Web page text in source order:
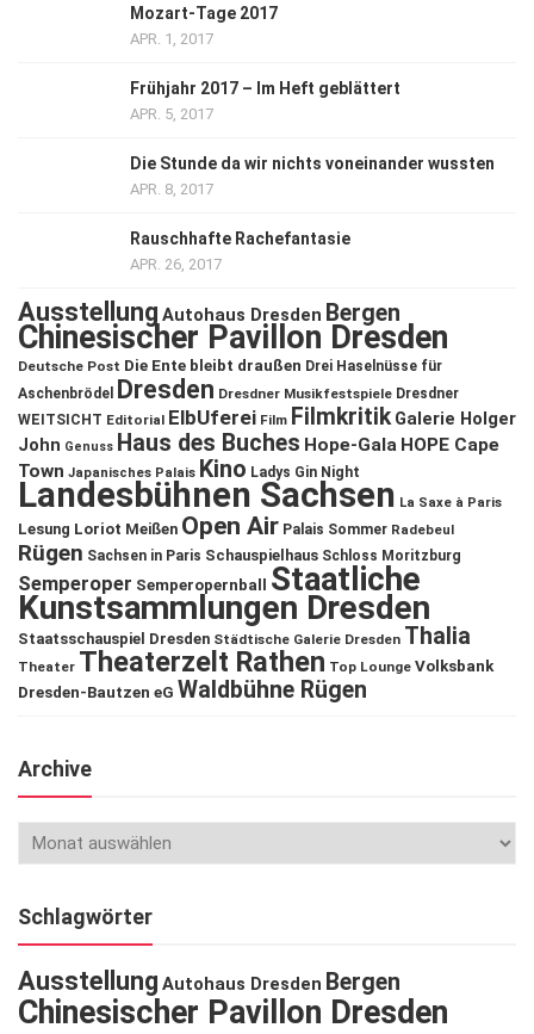
Mozart-Tage 2017
APR. 1, 2017
Frühjahr 2017 – Im Heft geblättert
APR. 5, 2017
Die Stunde da wir nichts voneinander wussten
APR. 8, 2017
Rauschhafte Rachefantasie
APR. 26, 2017
Ausstellung Autohaus Dresden Bergen
Chinesischer Pavillon Dresden
Deutsche Post Die Ente bleibt draußen Drei Haselnüsse für
Aschenbrödel
Dresden Dresdner Musikfestspiele Dresdner
WEITSICHT Editorial ElbUferei Film Filmkritik Galerie Holger
John Genuss Haus des Buches Hope-Gala HOPE Cape
Town Japanisches Palais Kino Ladys Gin Night
Landesbühnen Sachsen La Saxe à Paris
Lesung Loriot Meißen Open Air Palais Sommer Radebeul
Rügen Sachsen in Paris Schauspielhaus Schloss Moritzburg
Semperoper Semperopernball Staatliche
Kunstsammlungen Dresden
Staatsschauspiel Dresden Städtische Galerie Dresden Thalia
Theater Theaterzelt Rathen Top Lounge Volksbank
Dresden-Bautzen eG Waldbühne Rügen
Archive
Schlagwörter
Ausstellung Autohaus Dresden Bergen
Chinesischer Pavillon Dresden